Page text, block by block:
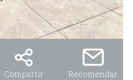
d
a
Compartir Recomendar